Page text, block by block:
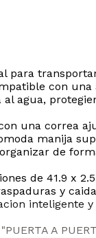
para
con
agua,
una correa
manija
de
de 41.9 x
y
inteligente
A